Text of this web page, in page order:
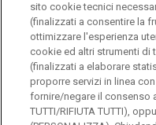
© Università Cattolica
Largo A. Gemelli 1,
PI 02133120150
sito cookie tecnici
(finalizzati a consentire la
ottimizzare l'esperienza
cookie ed altri strumenti di
(finalizzati a elaborare
proporre servizi in linea
fornire/negare il consenso
TUTTI/RIFIUTA TUTTI),